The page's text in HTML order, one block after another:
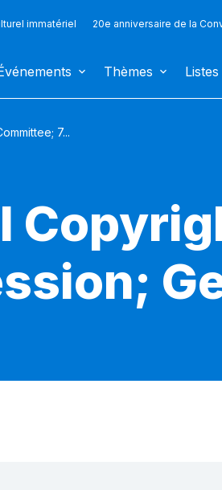
immatériel
20e anniversaire de la
Thèmes Listes
7...